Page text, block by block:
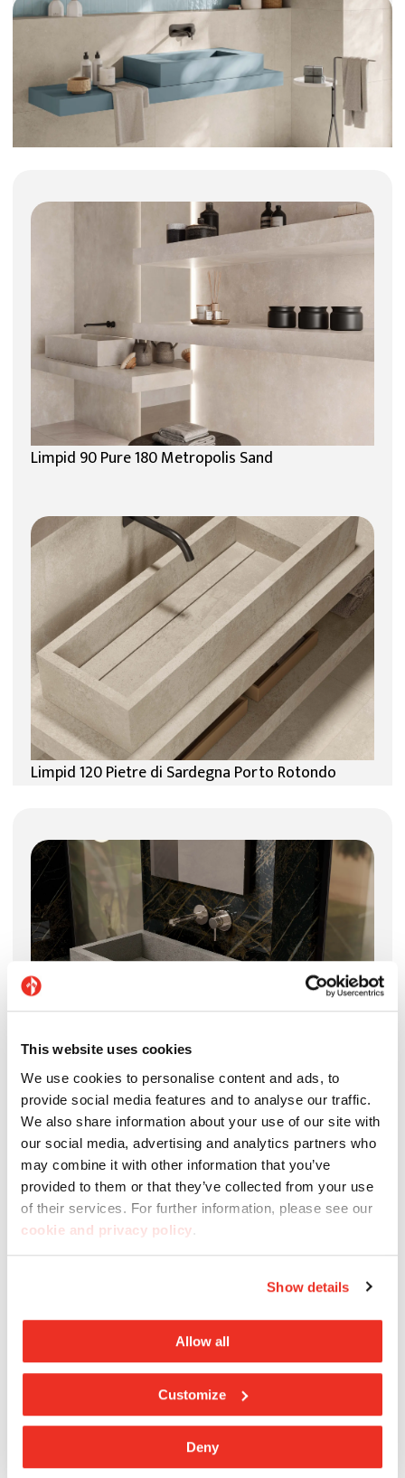
This website uses cookies
We use cookies to personalise content and ads, to
provide social media features and to analyse our traffic.
We also share information about your use of our site with
our social media, advertising and analytics partners who
may combine it with other information that you’ve
provided to them or that they’ve collected from your use
of their services. For further information, please see our
cookie and privacy policy.
Show details
Allow all
Customize
Deny
Limpid 90 Pure 180 Metropolis Sand
Limpid 120 Pietre di Sardegna Porto Rotondo
Limpid 120 Pietre di Sardegna Porto Rotondo
Clear 90T - Pure180 Atelier Indaco